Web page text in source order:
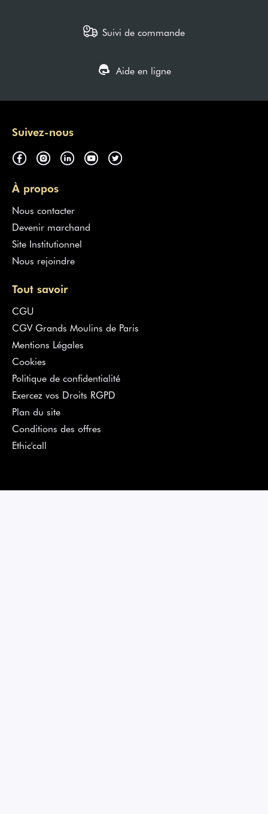
Suivi de commande
Aide en ligne
Suivez-nous
À propos
Nous contacter
Devenir marchand
Site Institutionnel
Nous rejoindre
Tout savoir
CGU
CGV Grands Moulins de Paris
Mentions Légales
Cookies
Politique de confidentialité
Exercez vos Droits RGPD
Plan du site
Conditions des offres
Ethic'call